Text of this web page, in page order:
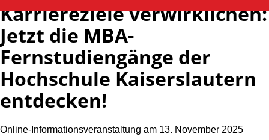
Karriereziele verwirklichen:
Jetzt die MBA-
Fernstudiengänge der
Hochschule Kaiserslautern
entdecken!
Online-Informationsveranstaltung am 13. November 2025